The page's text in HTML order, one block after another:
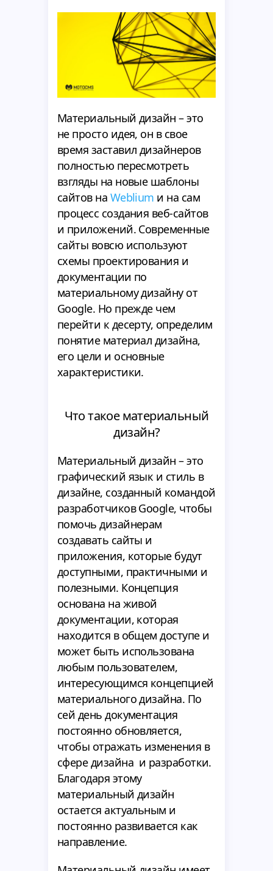
Материальный дизайн – это
не просто идея, он в свое
время заставил дизайнеров
полностью пересмотреть
взгляды на новые шаблоны
сайтов на Weblium и на сам
процесс создания веб-сайтов
и приложений. Современные
сайты вовсю используют
схемы проектирования и
документации по
материальному дизайну от
Google. Но прежде чем
перейти к десерту, определим
понятие материал дизайна,
его цели и основные
характеристики.
Что такое материальный
дизайн?
Материальный дизайн – это
графический язык и стиль в
дизайне, созданный командой
разработчиков Google, чтобы
помочь дизайнерам
создавать сайты и
приложения, которые будут
доступными, практичными и
полезными. Концепция
основана на живой
документации, которая
находится в общем доступе и
может быть использована
любым пользователем,
интересующимся концепцией
материального дизайна. По
сей день документация
постоянно обновляется,
чтобы отражать изменения в
сфере дизайна и разработки.
Благодаря этому
материальный дизайн
остается актуальным и
постоянно развивается как
направление.